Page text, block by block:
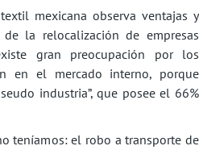
mexicana observa ventajas y
la relocalización de empresas
gran preocupación por los
en el mercado interno, porque
industria”, que posee el 66%
teníamos: el robo a transporte de